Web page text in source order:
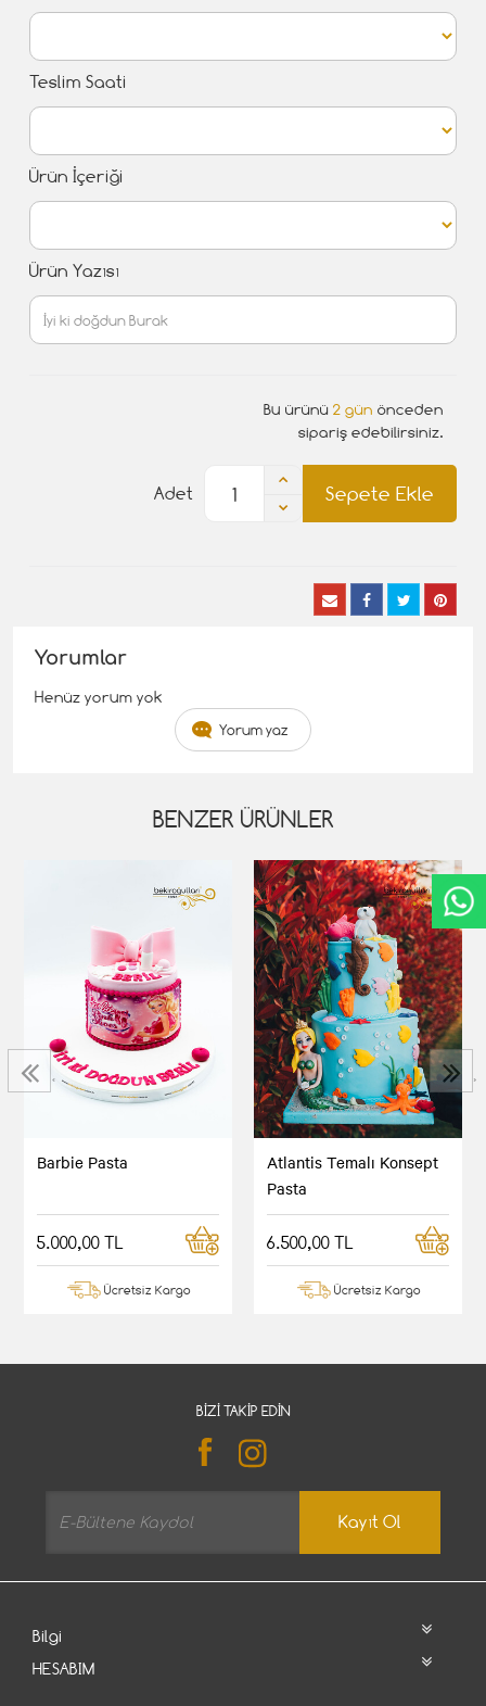
Teslim Saati
Ürün İçeriği
Ürün Yazısı
Bu ürünü 2 gün önceden
sipariş edebilirsiniz.
Sepete Ekle
Adet
Yorumlar
Henüz yorum yok
Yorum yaz
BENZER ÜRÜNLER
Barbie Pasta
5.000,00 TL
Ücretsiz Kargo
Atlantis Temalı Konsept
Pasta
6.500,00 TL
Ücretsiz Kargo
‹ ›
BIZI TAKIP EDIN
Kayıt Ol
Bilgi
HESABIM